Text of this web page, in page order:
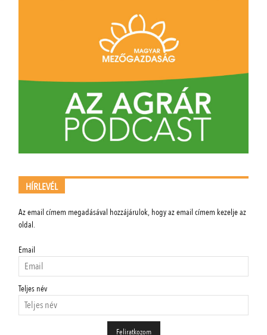
HÍRLEVÉL
Az email címem megadásával hozzájárulok, hogy az email címem kezelje az
oldal.
Email
Teljes név